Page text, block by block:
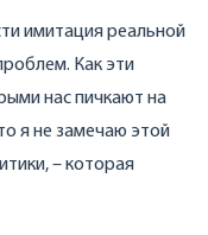
имитация реальной
Как эти
нас пичкают на
я не замечаю этой
– которая